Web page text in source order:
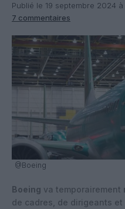
Publié le 19 septembre 2024
7 commentaires
@Boeing
Boeing va temporairement
de cadres, de dirigeants et